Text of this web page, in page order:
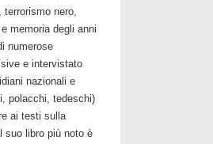
terrorismo nero,
memoria degli anni
numerose
e intervistato
nazionali e
polacchi, tedeschi)
ai testi sulla
suo libro più noto è